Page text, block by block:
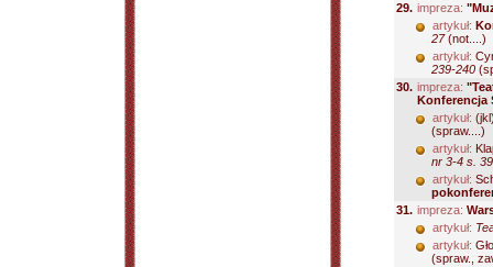
29. impreza:
artykuł:
27(not....)
artykuł:
239-240
30. impreza:
Konferencja
artykuł:
(spraw....)
artykuł:
nr 3-4 s.
artykuł:
31. impreza:
artykuł:
artykuł:
(spraw.,